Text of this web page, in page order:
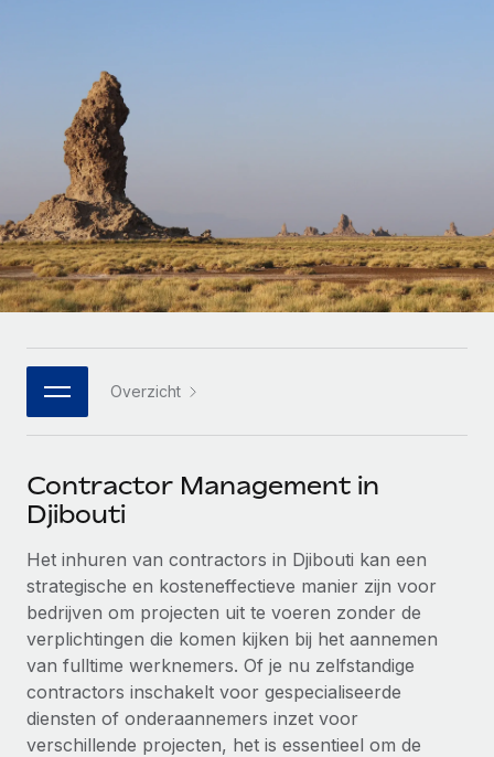
Ingewikkelde HR-taken eenvoudig uitbesteden
INFRASTRUCTUUR
Remote Embedded
HR naadloos in workflows integreren
Platform
Ingebouwde essentiële HR-functies voor je team
Integraties
DIENSTEN
Krijg hulp van global HR- en juridische experts
Achtergrondonderzoek
Vereenvoudig het screeningsproces van
kandidaten
Compliance Watchtower
Blijf compliance-risico's voor
Start-ups
Flexibele global HR en payroll solutions voor groeiende
bedrijven
Mid-market
Teams uitbreiden met HR solutions op maat
Enterprise
Global HR voor grote bedrijven
WERK MET ONS SAMEN
Strategische technologiepartners
Een partner worden
Ontdek hoe je met ons kunt samenwerken
Integraties en advies over AI-automatiseringen
CASESTUDY'S
internationale zzp'ers
LEREN MET REMOTE
Onderzoek en gidsen
Casestudy's
HR-woordenlijst
Checklists en templates
Webinars
Newsroom
Inzichtencentrum
Support
Alle bronnen bekijken
BLOG
Français
Deutsch
Español
Italiano
Português (Portugal)
日本語
한국어
Overzicht
Contractor Management in
Djibouti
Het inhuren van contractors in Djibouti kan een
strategische en kosteneffectieve manier zijn voor
bedrijven om projecten uit te voeren zonder de
verplichtingen die komen kijken bij het aannemen
van fulltime werknemers. Of je nu zelfstandige
contractors inschakelt voor gespecialiseerde
diensten of onderaannemers inzet voor
verschillende projecten, het is essentieel om de